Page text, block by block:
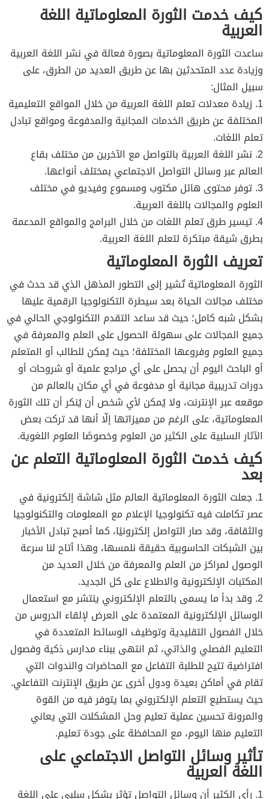
كيف خدمت الثورة المعلوماتية اللغة
العربية
ساعدت الثورة المعلوماتية بصورة فعالة في نشر اللغة العربية
وزيادة عدد المتحدثين بها عن طريق العديد من الطرق، على
سبيل المثال:
1. زيادة معدلات تعلم اللغة العربية من خلال المواقع التعليمية
المختلفة عن طريق الخدمات المجانية والمدفوعة ومواقع تبادل
تعلم اللغات.
2. نشر اللغة العربية بالتواصل مع الآخرين من مختلف بقاع
العالم عبر وسائل التواصل الاجتماعي بمختلف أنواعها.
3. توفر محتوى هائل مكتوب ومسموع وفيديو في مختلف
العلوم والمجالات باللغة العربية.
4. تيسير طرق تعلم اللغات من خلال البرامج والمواقع المدعمة
بطرق شيقة مبتكرة لتعلم اللغة العربية.
تعريف الثورة المعلوماتية
الثورة المعلوماتية تُشير إلى التطور المذهل الذي قد حدث في
مختلف مجالات الحياة بعد سيطرة التكنولوجيا الرقمية عليها
بشكل شبه كامل؛ حيث قد ساعد التقدم التكنولوجي الحالي في
جميع المجالات على سهولة الحصول على العلم والمعرفة في
جميع العلوم وفروعها المختلفة؛ حيث يُمكن للطالب أو المتعلم
أو الباحث اليوم أن يحصل على أي مراجع علمية أو شروحات أو
دورات تدريبية مجانية أو مدفوعة في أي مكان بالعالم من
موقعه عبر الإنترنت، ولا يُمكن لأي شخص أن يُنكر أن تلك الثورة
المعلوماتية، على الرغم من مميزاتها إلّا أنها قد تركت بعض
الآثار السلبية على الكثير من العلوم وخصوصًا العلوم اللغوية.
كيف خدمت الثورة المعلوماتية التعلم عن
بعد
1. جعلت الثورة المعلوماتية العالم مثل شاشة إلكترونية في
عصر تكاملت فيه تكنولوجيا الإعلام مع المعلومات والتكنولوجيا
والثقافة، وقد صار التواصل إلكترونيًا، كما أصبح تبادل الأخبار
بين الشبكات الحاسوبية حقيقة نلمسها، وهذا أتاح لنا سرعة
الوصول لمراكز من العلم والمعرفة من خلال العديد من
المكتبات الإلكترونية والاطلاع على كل الجديد.
2. وقد بدأ ما يسمى بالتعلم الإلكتروني ينتشر مع استعمال
الوسائل الإلكترونية المعتمدة على العرض لإلقاء الدروس من
خلال الفصول التقليدية وتوظيف الوسائط المتعددة في
التعليم الفصلي والذاتي، ثم انتهى ببناء مدارس ذكية وفصول
افتراضية تتيح للطلبة التفاعل مع المحاضرات والندوات التي
تقام في أماكن بعيدة ودول أخرى عن طريق الإنترنت التفاعلي.
حيث يستطيع التعلم الإلكتروني بما يتوفر فيه من القوة
والمرونة تحسين عملية تعليم وحل المشكلات التي يعاني
التعليم منها اليوم، مع المحافظة على جودة تعليم.
تأثير وسائل التواصل الاجتماعي على
اللغة العربية
1. رأي الكثير أن وسائل التواصل تؤثر بشكل سلبي على اللغة